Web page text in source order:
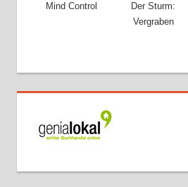
Mind Control
Der Sturm:
Vergraben